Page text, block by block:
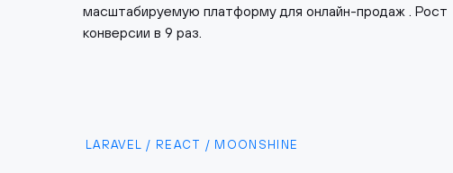
масштабируемую платформу для онлайн-продаж . Рост
конверсии в 9 раз.
LARAVEL / REACT / MOONSHINE